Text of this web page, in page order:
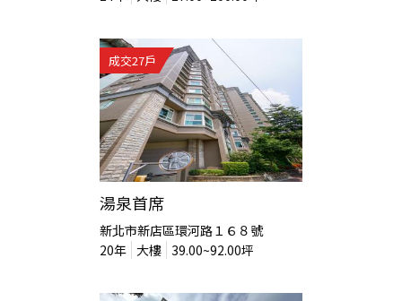
成交27戶
湯泉首席
新北市新店區環河路１６８號
20年 大樓 39.00~92.00坪